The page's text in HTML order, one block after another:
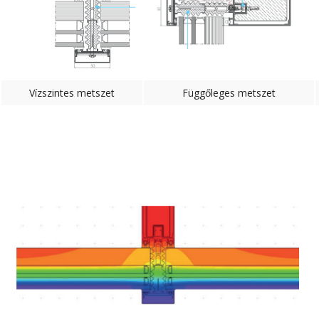
Vízszintes metszet Függőleges metszet